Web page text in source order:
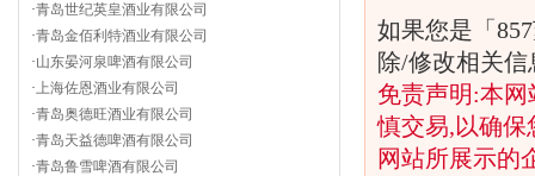
·青岛世纪英皇酒业有限公司
·青岛金佰利特酒业有限公司
·山东晏河泉啤酒有限公司
·上海佐恩酒业有限公司
·青岛奥德旺酒业有限公司
·青岛天益德啤酒有限公司
·青岛鲁雪啤酒有限公司
如果您是「
除/修改相关
免责声明:本
慎交易,以确
网站所展示的